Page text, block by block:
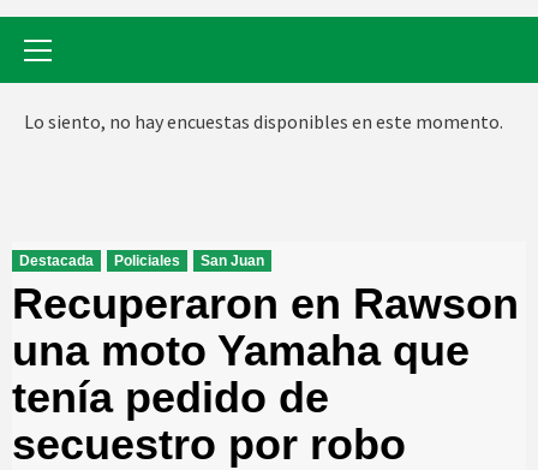
Lo siento, no hay encuestas disponibles en este momento.
Destacada Policiales San Juan
Recuperaron en Rawson
una moto Yamaha que
tenía pedido de
secuestro por robo